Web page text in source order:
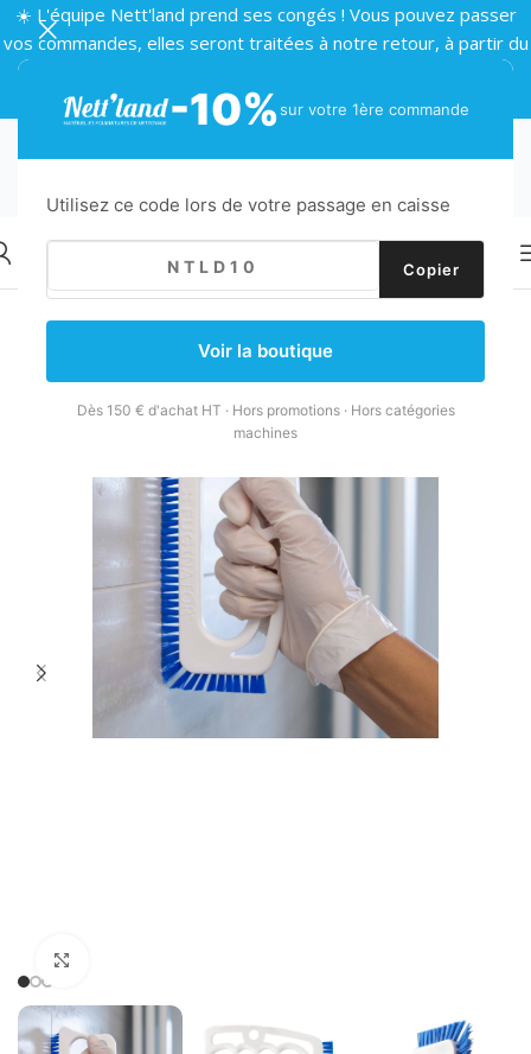
-10%sur votre 1ère commande
Utilisez ce code lors de votre passage en caisse
Copier
Voir la boutique
Dès 150 € d'achat HT · Hors promotions · Hors catégories
machines
☀️ L'équipe Nett'land prend ses congés ! Vous pouvez passer
vos commandes, elles seront traitées à notre retour, à partir du